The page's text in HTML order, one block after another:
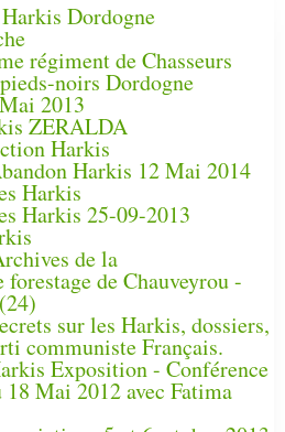
Dordogne
régiment de Chasseurs
noirs Dordogne
2013
ZERALDA
Harkis
Harkis 12 Mai 2014
Harkis
Harkis 25-09-2013
de la
de Chauveyrou -
sur les Harkis, dossiers,
communiste Français.
Exposition - Conférence
Mai 2012 avec Fatima